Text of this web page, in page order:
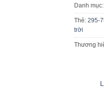
Danh mục:
Thẻ: 295-
trời
Thương